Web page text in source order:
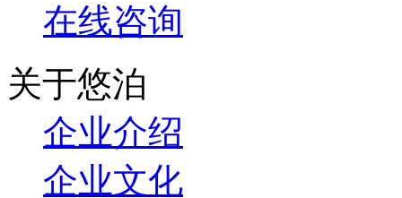
在线咨询
关于悠泊
企业介绍
企业文化